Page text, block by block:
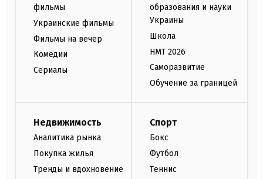
фильмы
Украинские фильмы
Фильмы на вечер
Комедии
Сериалы
образования и науки
Украины
Школа
НМТ 2026
Саморазвитие
Обучение за границей
Недвижимость
Аналитика рынка
Покупка жилья
Тренды и вдохновение
Спорт
Бокс
Футбол
Теннис